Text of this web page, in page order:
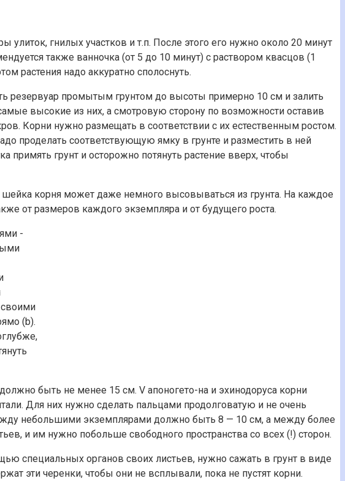
гнилых участков и т.п. После этого его нужно около 20 минут
также ванночка (от 5 до 10 минут) с раствором квасцов (1
растения надо аккуратно сполоснуть.
резервуар промытым грунтом до высоты примерно 10 см и залить
высокие из них, а смотровую сторону по возможности оставив
Корни нужно размещать в соответствии с их естественным ростом.
проделать соответствующую ямку в грунте и разместить в ней
грунт и осторожно потянуть растение вверх, чтобы
корня может даже немного высовываться из грунта. На каждое
от размеров каждого экземпляра и от будущего роста.
своими
(b).
быть не менее 15 см. V апоногето-на и эхинодоруса корни
Для них нужно сделать пальцами продолговатую и не очень
небольшими экземплярами должно быть 8 — 10 см, а между более
и им нужно побольше свободного пространства со всех (!) сторон.
специальных органов своих листьев, нужно сажать в грунт в виде
эти черенки, чтобы они не всплывали, пока не пустят корни.